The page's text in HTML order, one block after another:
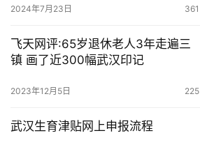
2024年7月23日 361
飞天网评:65岁退休老人3年走遍三
镇 画了近300幅武汉印记
2023年12月5日 225
武汉生育津贴网上申报流程